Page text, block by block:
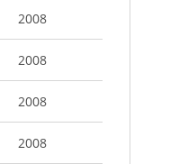
2008
2008
2008
2008